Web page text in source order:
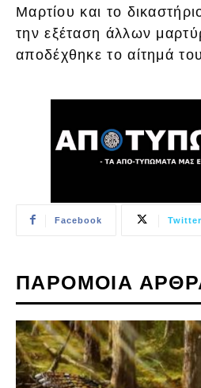
Μαρτίου και το
την εξέταση άλλων
αποδέχθηκε το αίτημά
Facebook Twitter
ΠΑΡΟΜΟΙΑ